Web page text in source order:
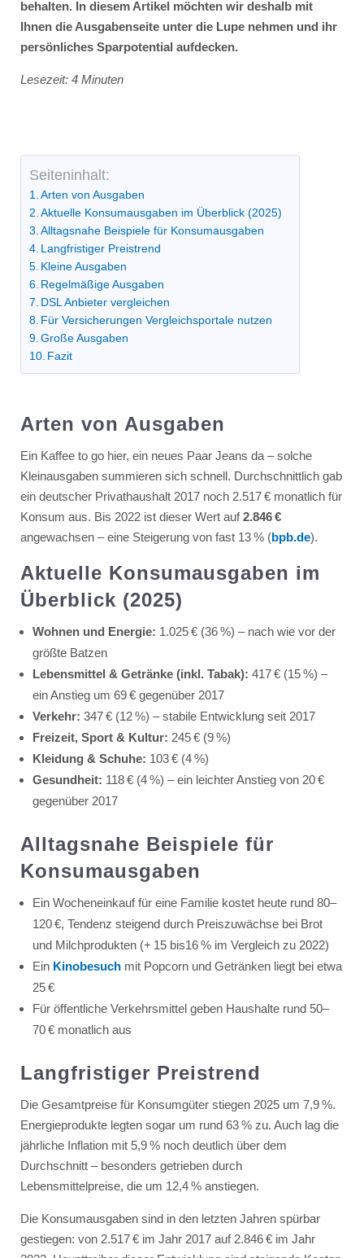
behalten. In diesem Artikel möchten wir deshalb mit
Ihnen die Ausgabenseite unter die Lupe nehmen und ihr
persönliches Sparpotential aufdecken.
Lesezeit: 4 Minuten
Seiteninhalt:
Arten von Ausgaben
Aktuelle Konsumausgaben im Überblick (2025)
Alltagsnahe Beispiele für Konsumausgaben
Langfristiger Preistrend
Kleine Ausgaben
Regelmäßige Ausgaben
DSL Anbieter vergleichen
Für Versicherungen Vergleichsportale nutzen
Große Ausgaben
Fazit
Arten von Ausgaben
Ein Kaffee to go hier, ein neues Paar Jeans da – solche
Kleinausgaben summieren sich schnell. Durchschnittlich gab
ein deutscher Privathaushalt 2017 noch 2.517 € monatlich für
Konsum aus. Bis 2022 ist dieser Wert auf2.846 €
angewachsen – eine Steigerung von fast 13 % (bpb.de).
Aktuelle Konsumausgaben im
Überblick (2025)
Wohnen und Energie: 1.025 € (36 %) – nach wie vor der
größte Batzen
Lebensmittel & Getränke (inkl. Tabak): 417 € (15 %) –
ein Anstieg um 69 € gegenüber 2017
Verkehr: 347 € (12 %) – stabile Entwicklung seit 2017
Freizeit, Sport & Kultur: 245 € (9 %)
Kleidung & Schuhe: 103 € (4 %)
Gesundheit: 118 € (4 %) – ein leichter Anstieg von 20 €
gegenüber 2017
Alltagsnahe Beispiele für
Konsumausgaben
Ein Wocheneinkauf für eine Familie kostet heute rund 80–
120 €, Tendenz steigend durch Preiszuwächse bei Brot
und Milchprodukten (+ 15 bis16 % im Vergleich zu 2022)
Ein Kinobesuchmit Popcorn und Getränken liegt bei etwa
25 €
Für öffentliche Verkehrsmittel geben Haushalte rund 50–
70 € monatlich aus
Langfristiger Preistrend
Die Gesamtpreise für Konsumgüter stiegen 2025 um 7,9 %.
Energieprodukte legten sogar um rund 63 % zu. Auch lag die
jährliche Inflation mit 5,9 % noch deutlich über dem
Durchschnitt – besonders getrieben durch
Lebensmittelpreise, die um 12,4 % anstiegen.
Die Konsumausgaben sind in den letzten Jahren spürbar
gestiegen: von 2.517 € im Jahr 2017 auf 2.846 € im Jahr